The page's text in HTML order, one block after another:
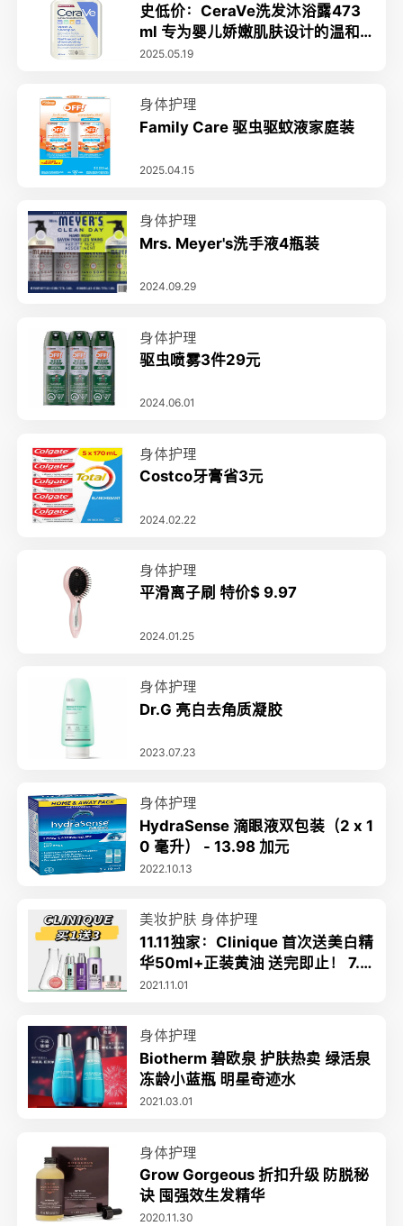
史低价：CeraVe洗发沐浴露473
ml 专为婴儿娇嫩肌肤设计的温和
无泪配方
2025.05.19
身体护理
Family Care 驱虫驱蚊液家庭装
2025.04.15
身体护理
Mrs. Meyer's洗手液4瓶装
2024.09.29
身体护理
驱虫喷雾3件29元
2024.06.01
身体护理
Costco牙膏省3元
2024.02.22
身体护理
平滑离子刷 特价$ 9.97
2024.01.25
身体护理
Dr.G 亮白去角质凝胶
2023.07.23
身体护理
HydraSense 滴眼液双包装（2 x 1
0 毫升） - 13.98 加元
2022.10.13
美妆护肤 身体护理
11.11独家：Clinique 首次送美白精
华50ml+正装黄油 送完即止！ 7.5
折+送13件套(含3正装)
2021.11.01
身体护理
Biotherm 碧欧泉 护肤热卖 绿活泉
冻龄小蓝瓶 明星奇迹水
2021.03.01
身体护理
Grow Gorgeous 折扣升级 防脱秘
诀 囤强效生发精华
2020.11.30